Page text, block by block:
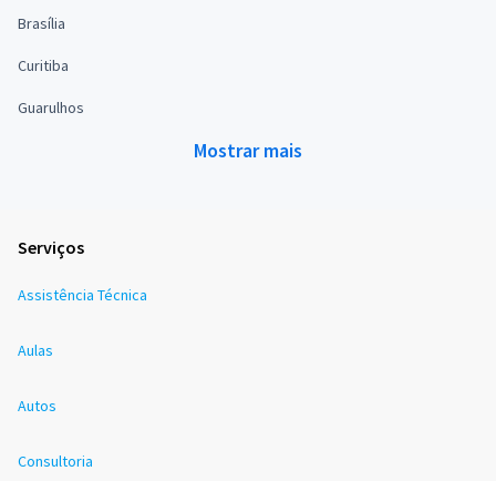
Brasília
Curitiba
Guarulhos
Mostrar mais
Serviços
Assistência Técnica
Aulas
Autos
Consultoria